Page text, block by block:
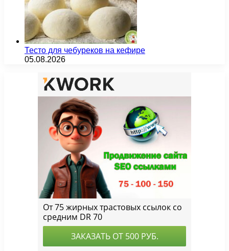
Тесто для чебуреков на кефире
05.08.2026